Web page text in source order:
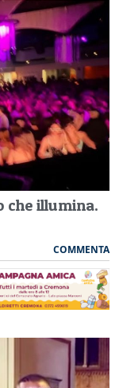
che illumina.
COMMENTA